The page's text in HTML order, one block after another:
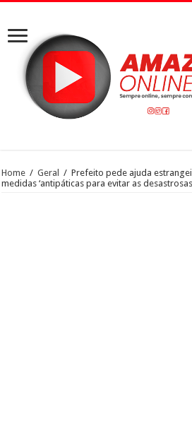
Home / Geral / Prefeito pede ajuda
medidas ‘antipáticas para evitar as